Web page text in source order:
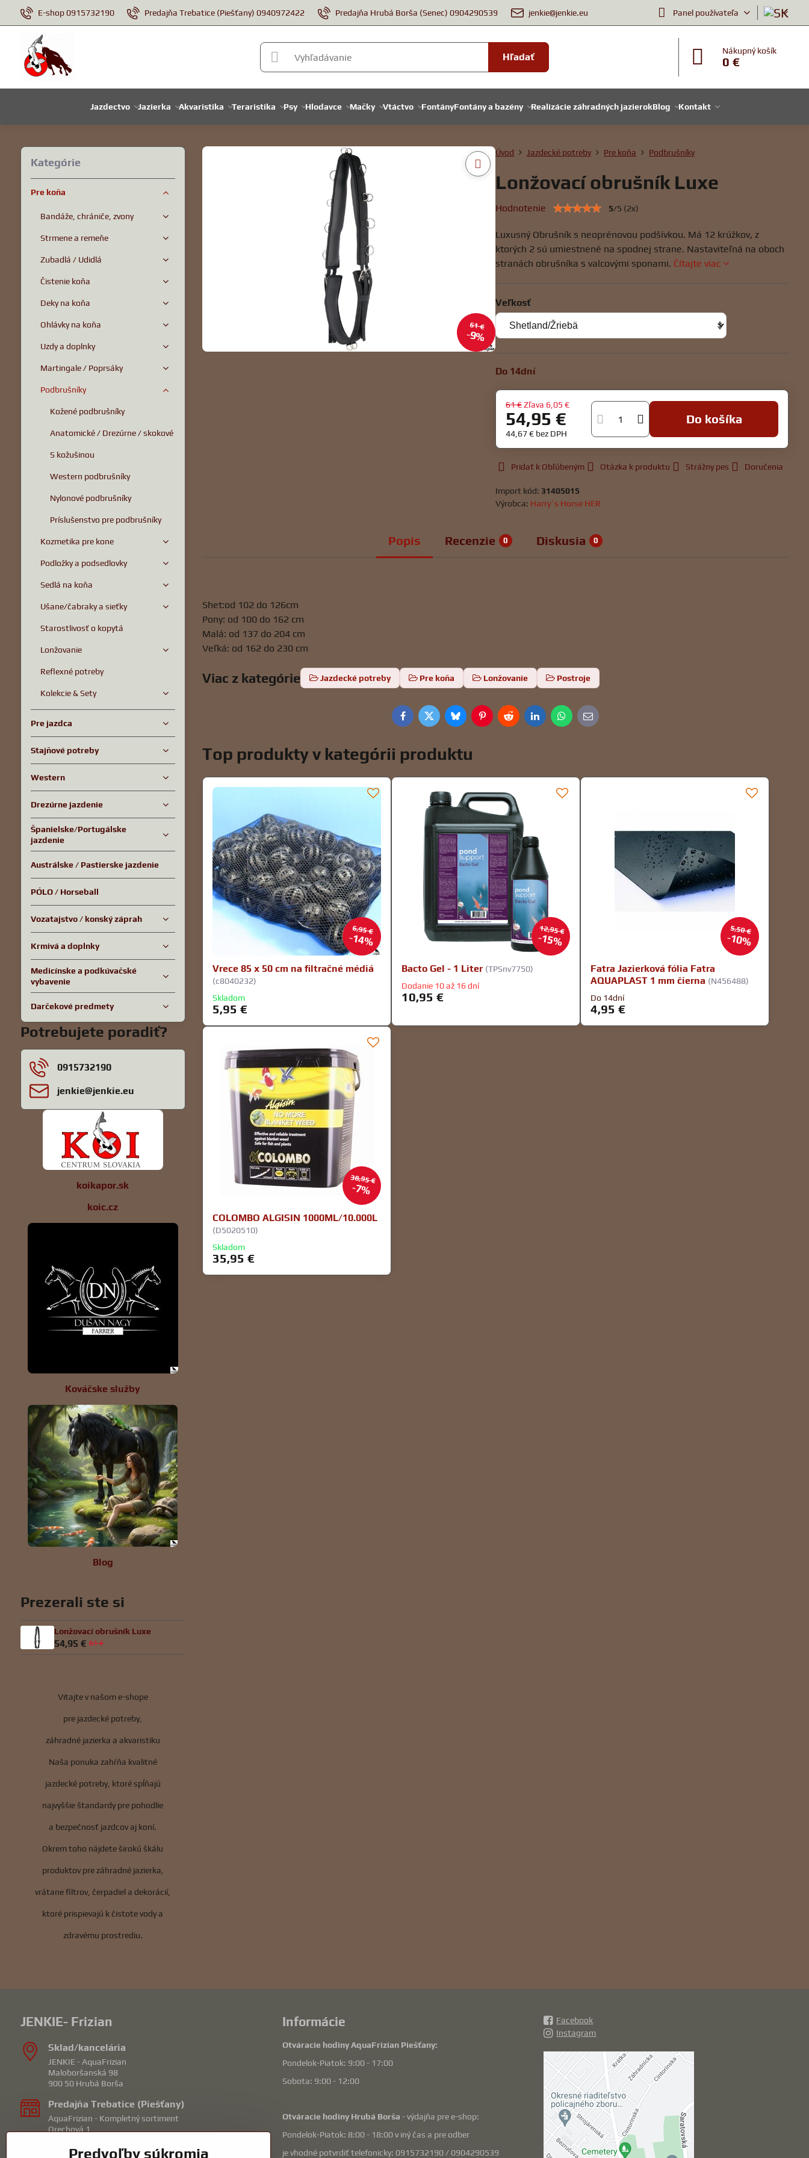
E-shop 0915732190 Predajňa Trebatice (Piešťany) 0940972422 Predajňa Hrubá Borša (Senec) 0904290539 jenkie@jenkie.eu Panel používateľa
Hľadať
Nákupný košík
0 €
Jazdectvo Jazierka Akvaristika Teraristika Psy Hlodavce Mačky Vtáctvo FontányFontány a bazény Realizácie záhradných jazierokBlog Kontakt
61 €
9%
Úvod Jazdecké potreby Pre koňa Podbrušníky
Lonžovací obrušník Luxe
Hodnotenie 5/5 (2x)
Luxusný Obrušník s neoprénovou podšívkou. Má 12 krúžkov, z
ktorých 2 sú umiestnené na spodnej strane. Nastaviteľná na oboch
stranách obrušníka s valcovými sponami. Čítajte viac
Veľkosť
Do 14dní
61 € Zľava 6,05 €
54,95 €
44,67 € bez DPH
Do košíka
Pridať k Obľúbeným Otázka k produktu Strážny pes Doručenia
Import kód:31405015
Výrobca: Harry´s Horse HER
Popis Recenzie 0 Diskusia 0
Shet:od 102 do 126cm
Pony: od 100 do 162 cm
Malá: od 137 do 204 cm
Veľká: od 162 do 230 cm
Viac z kategórie Jazdecké potreby Pre koňa Lonžovanie Postroje
FacebookTwitterBlueskyPinterestRedditLinkedInWhatsApp
E-
mail
Top produkty v kategórii produktu
6,95 €
14%
Vrece 85 x 50 cm na filtračné médiá
(c8040232)
Skladom
5,95 €
12,95 €
15%
Bacto Gel - 1 Liter (TPSnv7750)
Dodanie 10 až 16 dní
10,95 €
5,50 €
10%
Fatra Jazierková fólia Fatra
AQUAPLAST 1 mm čierna (N456488)
Do 14dní
4,95 €
38,95 €
7%
COLOMBO ALGISIN 1000ML/10.000L
(D5020510)
Skladom
35,95 €
Kategórie
Pre koňa
Bandáže, chrániče, zvony
Strmene a remeňe
Zubadlá / Udidlá
Čistenie koňa
Deky na koňa
Ohlávky na koňa
Uzdy a doplnky
Martingale / Poprsáky
Podbrušníky
Kožené podbrušníky
Anatomické / Drezúrne / skokové
S kožušinou
Western podbrušníky
Nylonové podbrušníky
Príslušenstvo pre podbrušníky
Kozmetika pre kone
Podložky a podsedlovky
Sedlá na koňa
Ušane/čabraky a sieťky
Starostlivosť o kopytá
Lonžovanie
Reflexné potreby
Kolekcie & Sety
Pre jazdca
Stajňové potreby
Western
Drezúrne jazdenie
Španielske/Portugálske
jazdenie
Austrálske / Pastierske jazdenie
PÓLO / Horseball
Vozatajstvo / konský záprah
Krmivá a doplnky
Medicínske a podkúvačské
vybavenie
Darčekové predmety
Potrebujete poradiť?
0915732190
jenkie​@jenkie​.eu
koikapor.sk
koic.cz
Kováčske služby
Blog
Prezerali ste si
Lonžovací obrušník Luxe
54,95 € 61 €
Vitajte v našom e-shope
pre jazdecké potreby,
záhradné jazierka a akvaristiku
Naša ponuka zahŕňa kvalitné
jazdecké potreby, ktoré spĺňajú
najvyššie štandardy pre pohodlie
a bezpečnosť jazdcov aj koní.
Okrem toho nájdete širokú škálu
produktov pre záhradné jazierka,
vrátane filtrov, čerpadiel a dekorácií,
ktoré prispievajú k čistote vody a
zdravému prostrediu.
JENKIE- Frizian
Sklad/kancelária
JENKIE - AquaFrizian
Maloboršanská 98
900 50 Hrubá Borša
Predajňa Trebatice (Piešťany)
AquaFrizian - Kompletný sortiment
Orechová 1
mail: piestany@frizian.sk
Informácie
Otváracie hodiny AquaFrizian Piešťany:
Pondelok-Piatok: 9:00 - 17:00
Sobota: 9:00 - 12:00
Otváracie hodiny Hrubá Borša - výdajňa pre e-shop:
Pondelok-Piatok: 8:00 - 18:00 v iný čas a pre odber
je vhodné potvrdiť telefonicky: 0915732190 / 0904290539
Facebook
Instagram
Externý obsah je
blokovaný Voľbami
súkromia
Prajete si načítať externý obsah?
Predvoľby súkromia